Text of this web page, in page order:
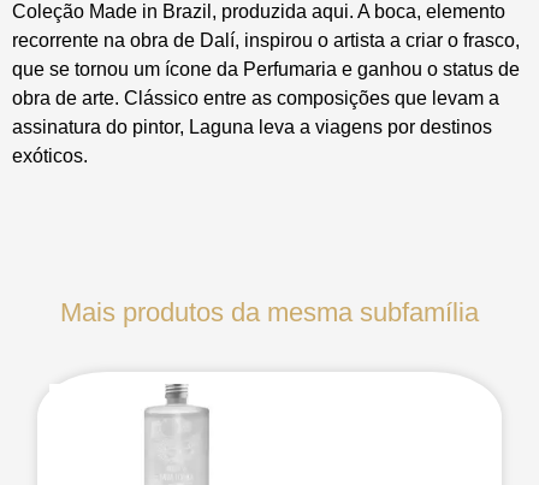
Coleção Made in Brazil, produzida aqui. A boca, elemento
recorrente na obra de Dalí, inspirou o artista a criar o frasco,
que se tornou um ícone da Perfumaria e ganhou o status de
obra de arte. Clássico entre as composições que levam a
assinatura do pintor, Laguna leva a viagens por destinos
exóticos.
Mais produtos da mesma subfamília